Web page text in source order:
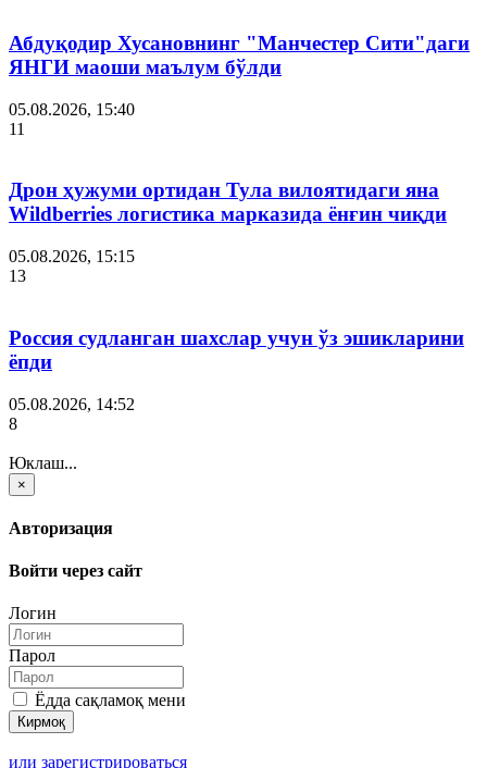
Абдуқодир Хусановнинг "Манчестер Сити"даги
ЯНГИ маоши маълум бўлди
05.08.2026, 15:40
11
Дрон ҳужуми ортидан Тула вилоятидаги яна
Wildberries логистика марказида ёнғин чиқди
05.08.2026, 15:15
13
Россия судланган шахслар учун ўз эшикларини
ёпди
05.08.2026, 14:52
8
Юклаш...
×
Авторизация
Войти через сайт
Логин
Парол
Ёдда сақламоқ мени
или зарегистрироваться